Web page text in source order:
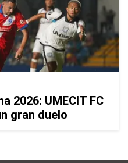
2026: UMECIT FC
gran duelo